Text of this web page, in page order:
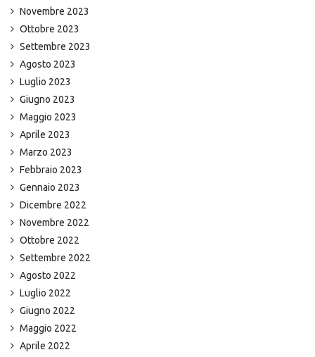
Novembre 2023
Ottobre 2023
Settembre 2023
Agosto 2023
Luglio 2023
Giugno 2023
Maggio 2023
Aprile 2023
Marzo 2023
Febbraio 2023
Gennaio 2023
Dicembre 2022
Novembre 2022
Ottobre 2022
Settembre 2022
Agosto 2022
Luglio 2022
Giugno 2022
Maggio 2022
Aprile 2022